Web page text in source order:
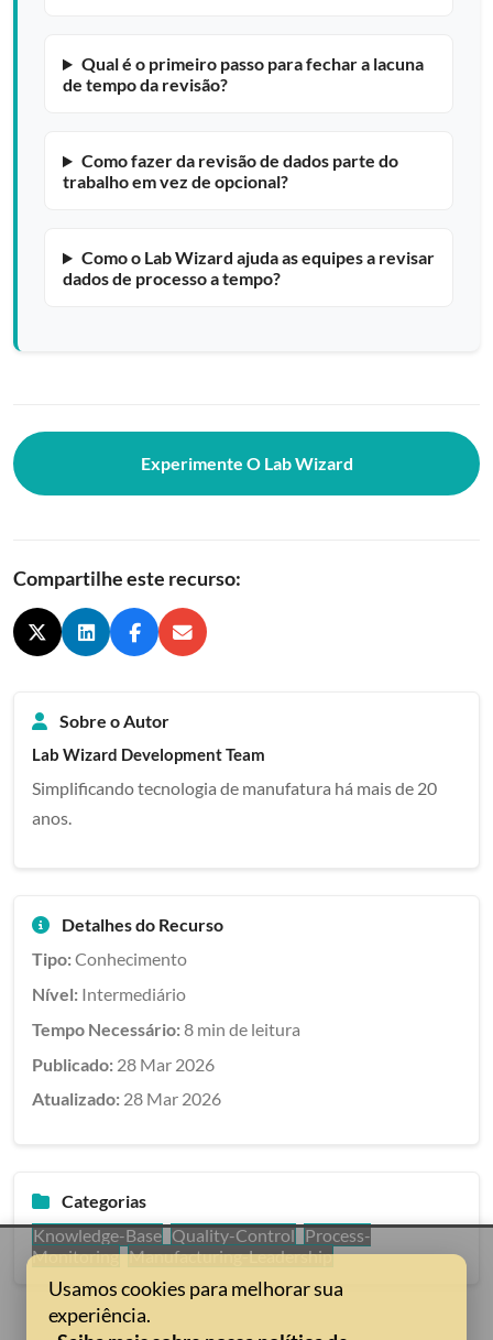
Qual é o primeiro passo para fechar a lacuna
de tempo da revisão?
Como fazer da revisão de dados parte do
trabalho em vez de opcional?
Como o Lab Wizard ajuda as equipes a revisar
dados de processo a tempo?
Experimente O Lab Wizard
Compartilhe este recurso:
Sobre o Autor
Lab Wizard Development Team
Simplificando tecnologia de manufatura há mais de 20
anos.
Detalhes do Recurso
Tipo:Conhecimento
Nível: Intermediário
Tempo Necessário:8 min de leitura
Publicado: 28 Mar 2026
Atualizado: 28 Mar 2026
Categorias
Knowledge-Base Quality-Control Process-
Monitoring Manufacturing-Leadership
Usamos cookies para melhorar sua
experiência.